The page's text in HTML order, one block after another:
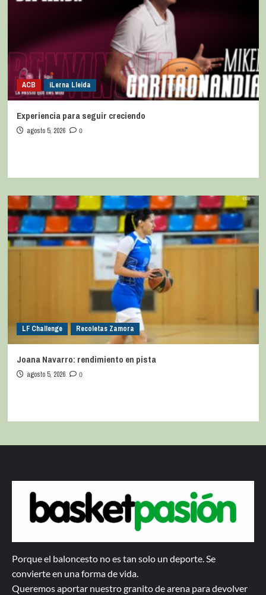
ACB iLerna Lleida
Experiencia para seguir creciendo
agosto 5, 2026 0
LF Challenge Recoletas Zamora
Joana Navarro: rendimiento en pista
agosto 5, 2026 0
Porque el baloncesto no es tan solo un deporte. Se
convierte en una forma de vida.
Queremos aportar nuestro granito de arena para devolver